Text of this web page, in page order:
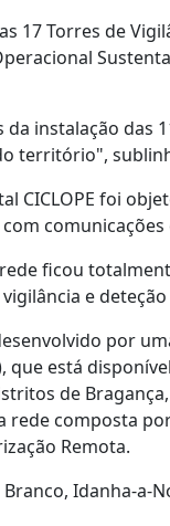
17 Torres de
instalação das
território",
CICLOPE foi
comunicações
ficou
e
por
que está
de
rede composta
Remota.
Idanha-a-